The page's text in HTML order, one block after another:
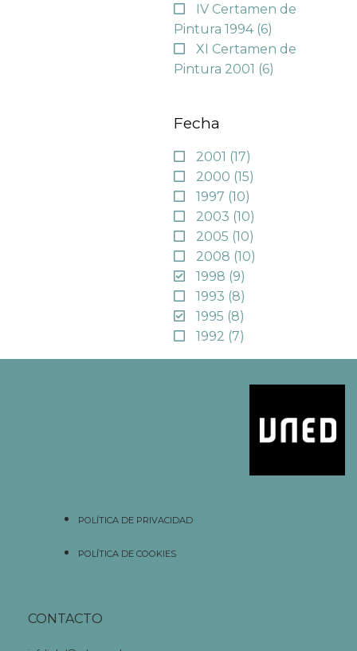
IV Certamen de
Pintura 1994 (6)
XI Certamen de
Pintura 2001 (6)
Fecha
2001 (17)
2000 (15)
1997 (10)
2003 (10)
2005 (10)
2008 (10)
1998 (9)
1993 (8)
1995 (8)
1992 (7)
POLÍTICA DE PRIVACIDAD
POLÍTICA DE COOKIES
CONTACTO